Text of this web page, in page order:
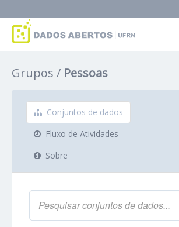
Grupos
Sobre
Grupos Pessoas
Conjuntos de dados
Fluxo de Atividades
Sobre